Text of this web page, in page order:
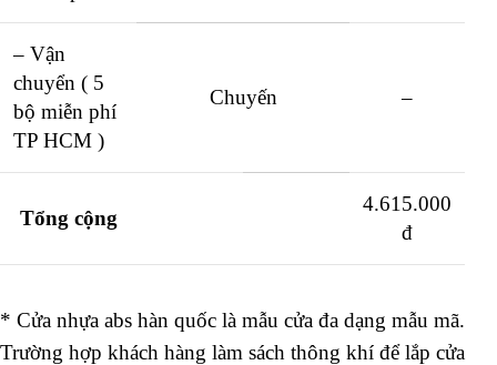
– Vận
chuyển ( 5
bộ miễn phí
TP HCM )
Chuyến –
Tổng cộng
4.615.000
đ
* Cửa nhựa abs hàn quốc là mẫu cửa đa dạng mẫu mã.
Trường hợp khách hàng làm sách thông khí để lắp cửa